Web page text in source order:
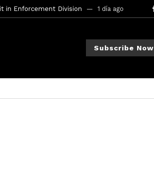
1 día ago
ago
Amendments to Rule 0‑1(a)(7)
Committee Meeting
Subscribe Now